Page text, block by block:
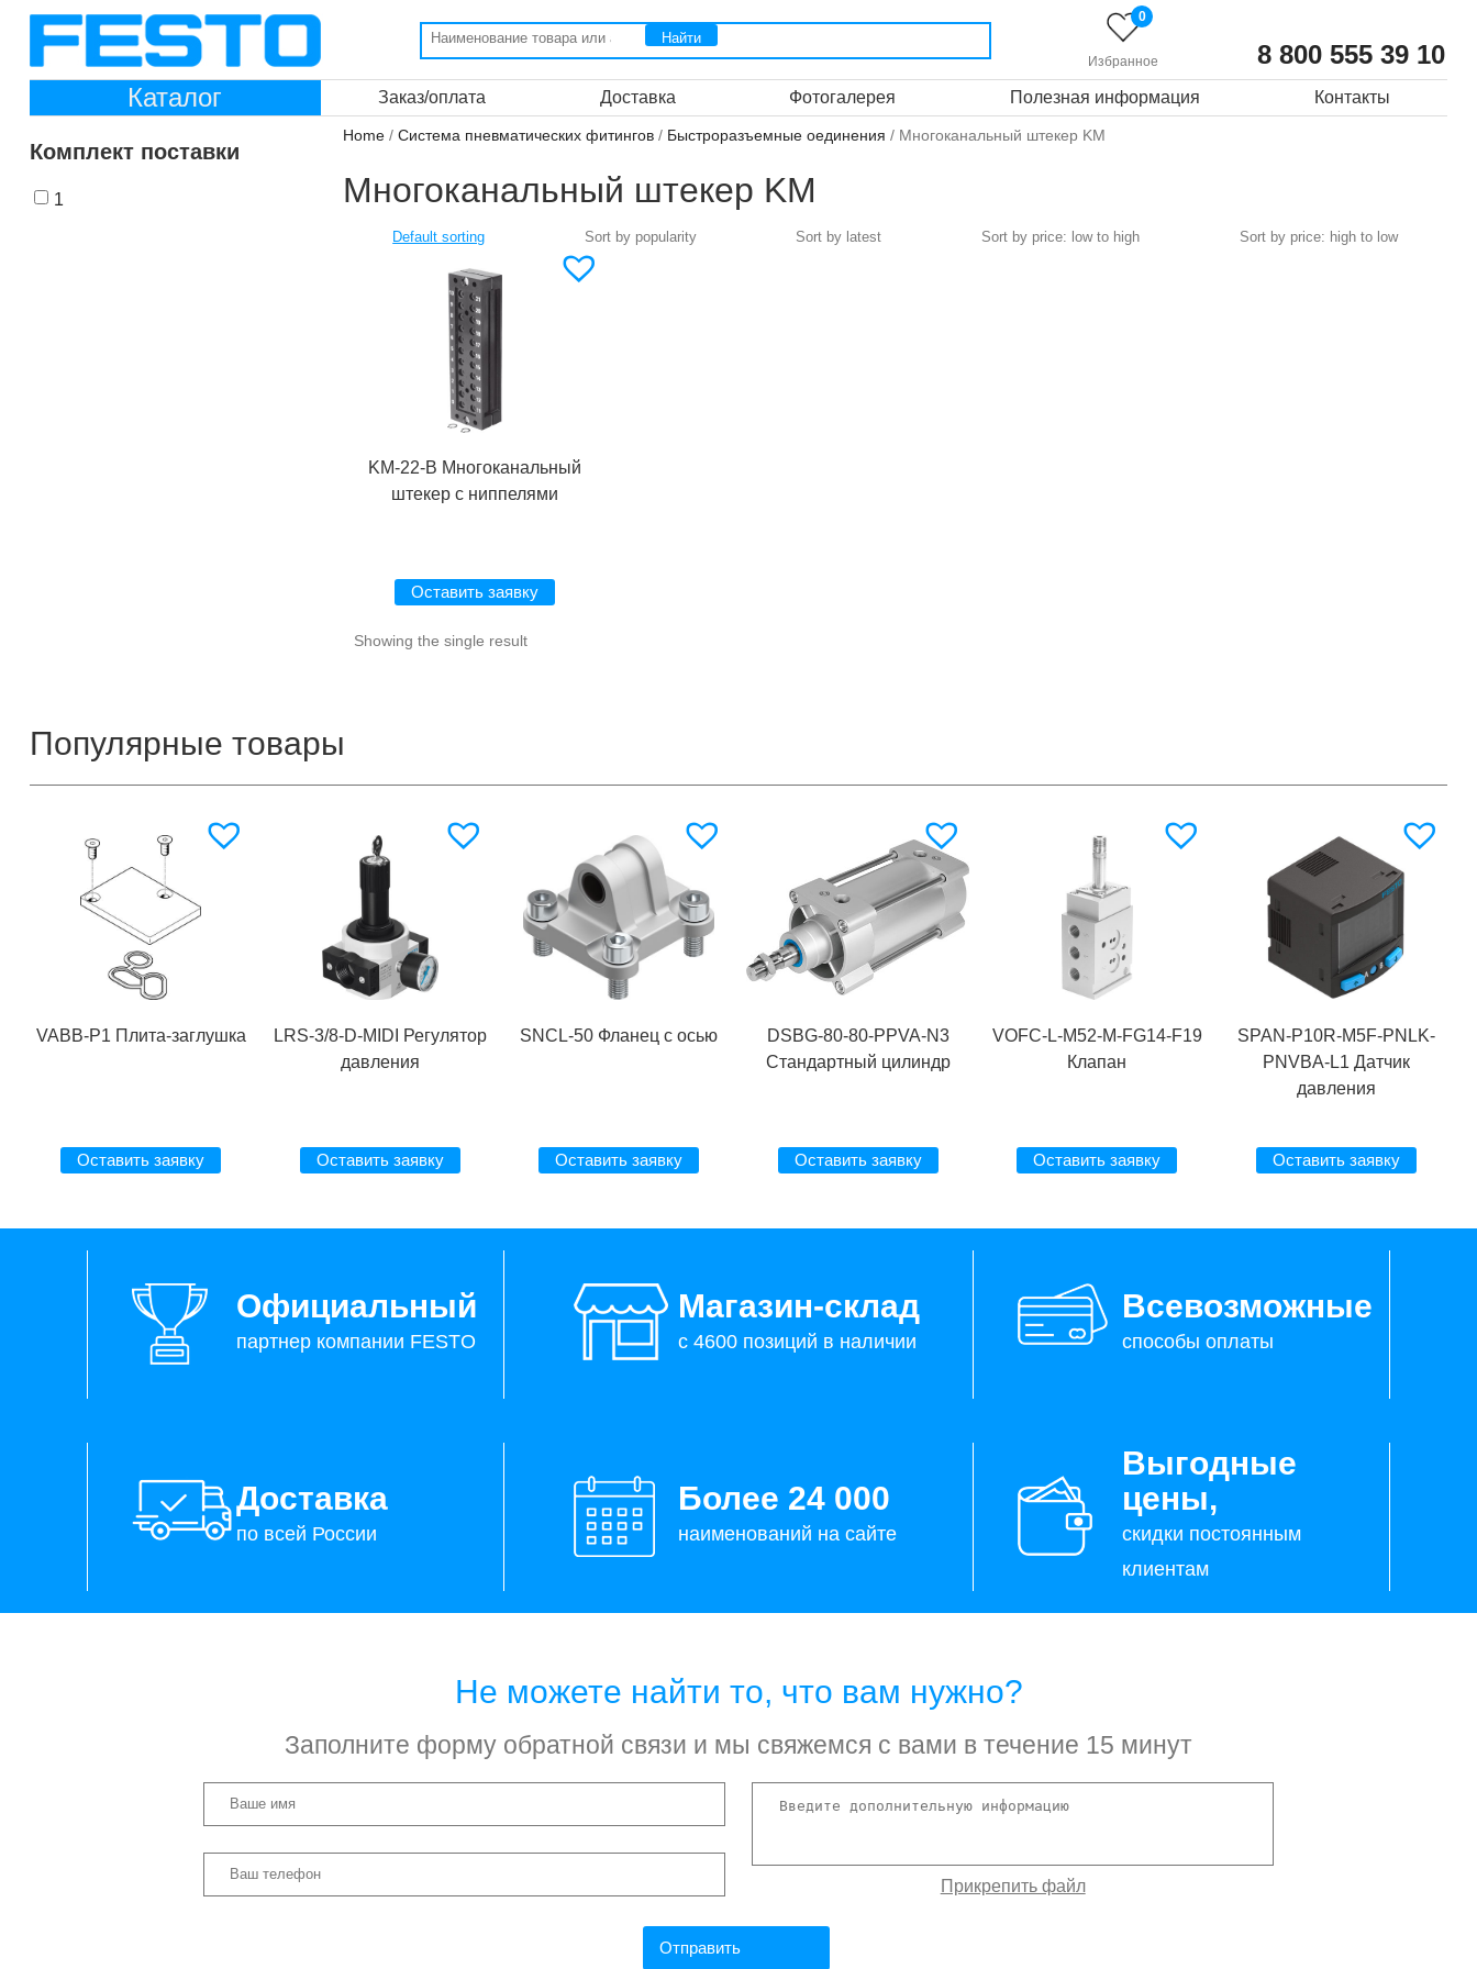
Избранное
0
8 800 555 39 10
Каталог
Заказ/оплата Доставка Фотогалерея Полезная информация Контакты
Комплект поставки
1
Home/ Система пневматических фитингов/ Быстроразъемные оединения / Многоканальный штекер KM
Многоканальный штекер KM
KM-22-B Многоканальный
штекер с ниппелями
Оставить заявку
Showing the single result
Популярные товары
VABB-P1 Плита-заглушка
Оставить заявку
LRS-3/8-D-MIDI Регулятор
давления
Оставить заявку
SNCL-50 Фланец с осью
Оставить заявку
DSBG-80-80-PPVA-N3
Стандартный цилиндр
Оставить заявку
VOFC-L-M52-M-FG14-F19
Клапан
Оставить заявку
SPAN-P10R-M5F-PNLK-
PNVBA-L1 Датчик
давления
Оставить заявку
Официальный
партнер компании FESTO
Магазин-склад
с 4600 позиций в наличии
Всевозможные
способы оплаты
Доставка
по всей России
Более 24 000
наименований на сайте
Выгодные
цены,
скидки постоянным
клиентам
Не можете найти то, что вам нужно?
Заполните форму обратной связи и мы свяжемся с вами в течение 15 минут